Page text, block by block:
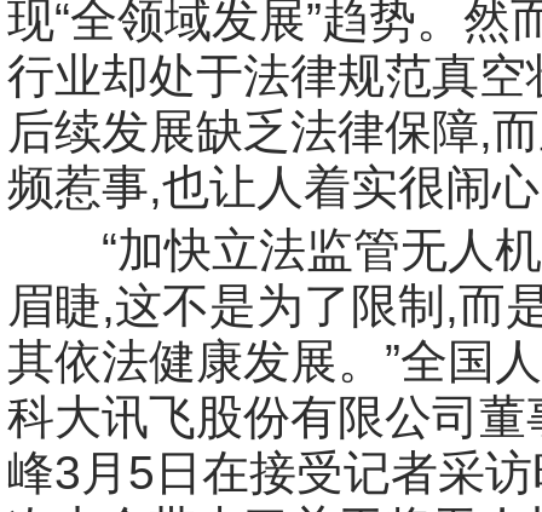
现“全领域发展”趋势。然
行业却处于法律规范真空
后续发展缺乏法律保障,
频惹事,也让人着实很闹
“加快立法监管无人机
眉睫,这不是为了限制,而
其依法健康发展。”全国
科大讯飞股份有限公司董
峰3月5日在接受记者采